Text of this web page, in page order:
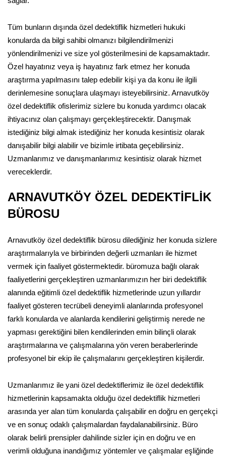
Tüm bunların dışında özel dedektiflik hizmetleri hukuki
konularda da bilgi sahibi olmanızı bilgilendirilmenizi
yönlendirilmenizi ve size yol gösterilmesini de kapsamaktadır.
Özel hayatınız veya iş hayatınız fark etmez her konuda
araştırma yapılmasını talep edebilir kişi ya da konu ile ilgili
derinlemesine sonuçlara ulaşmayı isteyebilirsiniz. Arnavutköy
özel dedektiflik ofislerimiz sizlere bu konuda yardımcı olacak
ihtiyacınız olan çalışmayı gerçekleştirecektir. Danışmak
istediğiniz bilgi almak istediğiniz her konuda kesintisiz olarak
danışabilir bilgi alabilir ve bizimle irtibata geçebilirsiniz.
Uzmanlarımız ve danışmanlarımız kesintisiz olarak hizmet
vereceklerdir.
ARNAVUTKÖY ÖZEL DEDEKTİFLİK
BÜROSU
Arnavutköy özel dedektiflik bürosu dilediğiniz her konuda sizlere
araştırmalarıyla ve birbirinden değerli uzmanları ile hizmet
vermek için faaliyet göstermektedir. büromuza bağlı olarak
faaliyetlerini gerçekleştiren uzmanlarımızın her biri dedektiflik
alanında eğitimli özel dedektiflik hizmetlerinde uzun yıllardır
faaliyet gösteren tecrübeli deneyimli alanlarında profesyonel
farklı konularda ve alanlarda kendilerini geliştirmiş nerede ne
yapması gerektiğini bilen kendilerinden emin bilinçli olarak
araştırmalarına ve çalışmalarına yön veren beraberlerinde
profesyonel bir ekip ile çalışmalarını gerçekleştiren kişilerdir.
Uzmanlarımız ile yani özel dedektiflerimiz ile özel dedektiflik
hizmetlerinin kapsamakta olduğu özel dedektiflik hizmetleri
arasında yer alan tüm konularda çalışabilir en doğru en gerçekçi
ve en sonuç odaklı çalışmalardan faydalanabilirsiniz. Büro
olarak belirli prensipler dahilinde sizler için en doğru ve en
verimli olduğuna inandığımız yöntemler ve çalışmalar eşliğinde